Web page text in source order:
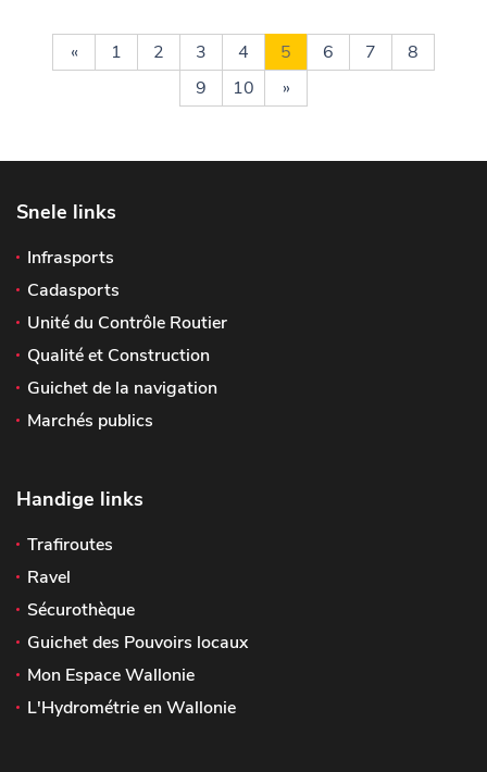
« 1 2 3 4 5 6 7
8
9
10 »
Snele links
Infrasports
Cadasports
Unité du Contrôle Routier
Qualité et Construction
Guichet de la navigation
Marchés publics
Handige links
Trafiroutes
Ravel
Sécurothèque
Guichet des Pouvoirs locaux
Mon Espace Wallonie
L'Hydrométrie en Wallonie